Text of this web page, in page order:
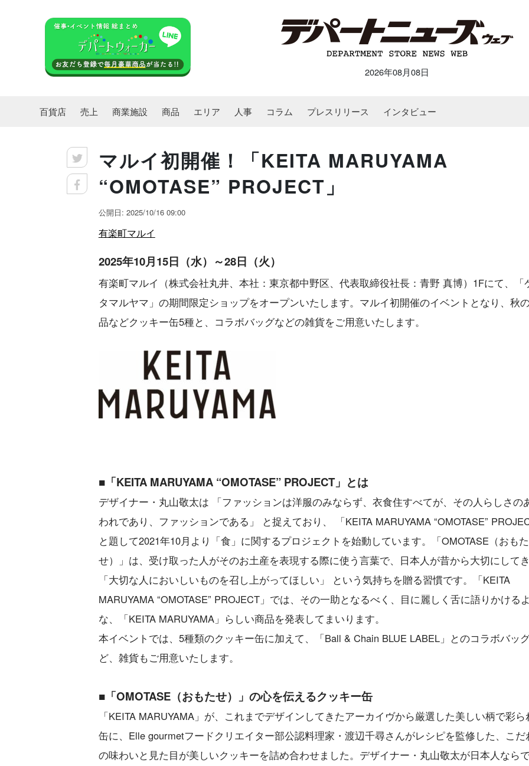
2026年08月08日
百貨店 売上 商業施設 商品 エリア 人事 コラム プレスリリース インタビュー
マルイ初開催！「KEITA MARUYAMA
“OMOTASE” PROJECT」
公開日: 2025/10/16 09:00
有楽町マルイ
2025年10月15日（水）～28日（火）
有楽町マルイ（株式会社丸井、本社：東京都中野区、代表取締役社長：青野 真博）1Fにて、「
タマルヤマ」の期間限定ショップをオープンいたします。マルイ初開催のイベントとなり、秋
品などクッキー缶5種と、コラボバッグなどの雑貨をご用意いたします。
■「KEITA MARUYAMA “OMOTASE” PROJECT」とは
デザイナー・丸山敬太は 「ファッションは洋服のみならず、衣食住すべてが、その人らしさの
われであり、ファッションである」 と捉えており、 「KEITA MARUYAMA “OMOTASE”
と題して2021年10月より「食」に関するプロジェクトを始動しています。「OMOTASE（おもた
せ）」は、受け取った人がそのお土産を表現する際に使う言葉で、日本人が昔から大切にして
「大切な人においしいものを召し上がってほしい」 という気持ちを贈る習慣です。「KEITA
MARUYAMA “OMOTASE” PROJECT」では、その一助となるべく、目に麗しく舌に語りかける
な、「KEITA MARUYAMA」らしい商品を発表してまいります。
本イベントでは、5種類のクッキー缶に加えて、「Ball & Chain BLUE LABEL」とのコラボバッ
ど、雑貨もご用意いたします。
■「OMOTASE（おもたせ）」の心を伝えるクッキー缶
「KEITA MARUYAMA」が、これまでデザインしてきたアーカイヴから厳選した美しい柄で彩ら
缶に、Elle gourmetフードクリエイター部公認料理家・渡辺千尋さんがレシピを監修した、こだ
の味わいと見た目が美しいクッキーを詰め合わせました。デザイナー・丸山敬太が日本人なら